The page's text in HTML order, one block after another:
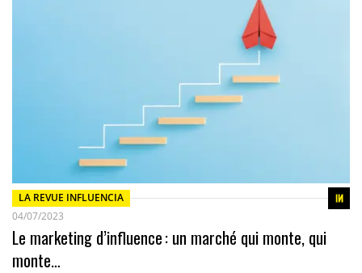
LA REVUE INFLUENCIA
04/07/2023
Le marketing d’influence : un marché qui monte, qui
monte…